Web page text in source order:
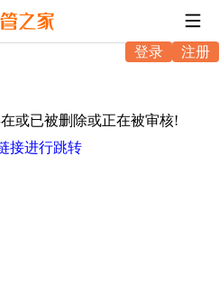
登录 注册
或已被删除或正在被审核!
接进行跳转